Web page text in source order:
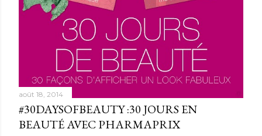
août 18, 2014
#30DAYSOFBEAUTY :30 JOURS EN
BEAUTÉ AVEC PHARMAPRIX